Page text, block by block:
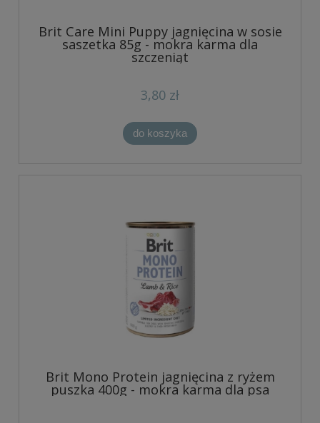
Brit Care Mini Puppy jagnięcina w sosie
saszetka 85g - mokra karma dla
szczeniąt
3,80 zł
do koszyka
Brit Mono Protein jagnięcina z ryżem
puszka 400g - mokra karma dla psa